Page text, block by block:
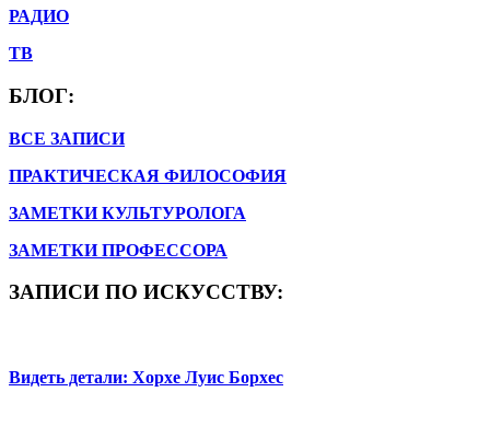
РАДИО
ТВ
БЛОГ:
ВСЕ ЗАПИСИ
ПРАКТИЧЕСКАЯ ФИЛОСОФИЯ
ЗАМЕТКИ КУЛЬТУРОЛОГА
ЗАМЕТКИ ПРОФЕССОРА
ЗАПИСИ ПО ИСКУССТВУ:
Видеть детали: Хорхе Луис Борхес